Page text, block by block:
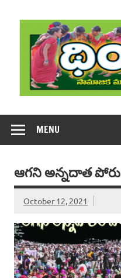
content
MENU
ఆగని అన్నదాత పోరు
October 12, 2021